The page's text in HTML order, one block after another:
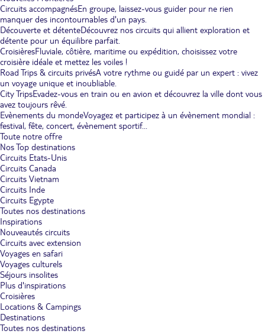
Circuits accompagnésEn groupe, laissez-vous guider pour ne rien
manquer des incontournables d'un pays.
Découverte et détenteDécouvrez nos circuits qui allient exploration et
détente pour un équilibre parfait.
CroisièresFluviale, côtière, maritime ou expédition, choisissez votre
croisière idéale et mettez les voiles !
Road Trips & circuits privésA votre rythme ou guidé par un expert : vivez
un voyage unique et inoubliable.
City TripsEvadez-vous en train ou en avion et découvrez la ville dont vous
avez toujours rêvé.
Evènements du mondeVoyagez et participez à un évènement mondial :
festival, fête, concert, évènement sportif...
Toute notre offre
Nos Top destinations
Circuits Etats-Unis
Circuits Canada
Circuits Vietnam
Circuits Inde
Circuits Egypte
Toutes nos destinations
Inspirations
Nouveautés circuits
Circuits avec extension
Voyages en safari
Voyages culturels
Séjours insolites
Plus d'inspirations
Croisières
Locations & Campings
Destinations
Toutes nos destinations